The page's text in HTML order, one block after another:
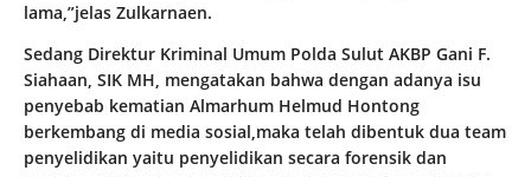
lama,”jelas Zulkarnaen.
Sedang Direktur Kriminal Umum Polda Sulut AKBP Gani F.
Siahaan, SIK MH, mengatakan bahwa dengan adanya isu
penyebab kematian Almarhum Helmud Hontong
berkembang di media sosial,maka telah dibentuk dua team
penyelidikan yaitu penyelidikan secara forensik dan